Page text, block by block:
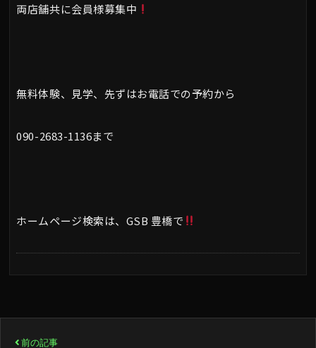
両店舗共に会員様募集中
無料体験、見学、先ずはお電話での予約から
090-2683-1136まで
ホームページ検索は、GSB 豊橋で
前の記事